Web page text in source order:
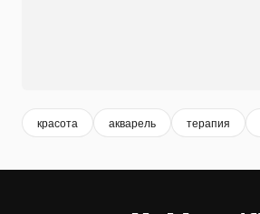
красота акварель терапия